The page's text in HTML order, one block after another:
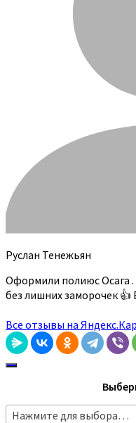
Руслан Тенежьян
Оформили полиюс Осага
без лишних заморочек 👍
Все отзывы на
Нажмите для выбора…